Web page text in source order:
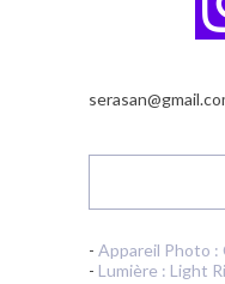
- Appareil Photo :
- Lumière : Light